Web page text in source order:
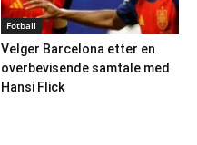
Fotball
Velger Barcelona etter en
overbevisende samtale med
Hansi Flick